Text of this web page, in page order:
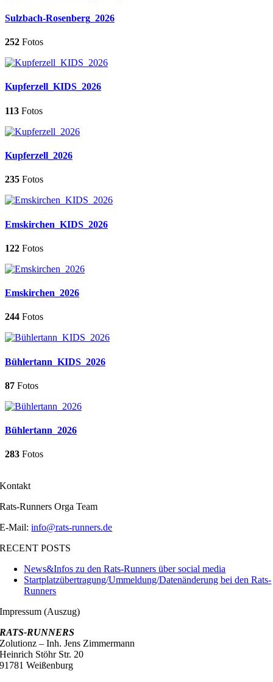
Sulzbach-Rosenberg_2026
252 Fotos
Kupferzell_KIDS_2026
113 Fotos
Kupferzell_2026
235 Fotos
Emskirchen_KIDS_2026
122 Fotos
Emskirchen_2026
244 Fotos
Bühlertann_KIDS_2026
87 Fotos
Bühlertann_2026
283 Fotos
Kontakt
Rats-Runners Orga Team
E-Mail:info@rats-runners.de
RECENT POSTS
News&Infos zu den Rats-Runners über social media
Startplatzübertragung/Ummeldung/Datenänderung bei den Rats-
Runners
Impressum (Auszug)
RATS-RUNNERS
Zolutionz – Inh. Jens Zimmermann
Heinrich Stöhr Str. 20
91781 Weißenburg